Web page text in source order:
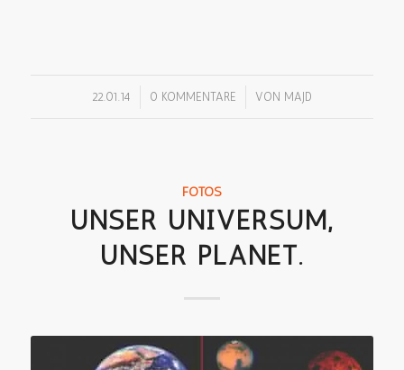
22.01.14 0 KOMMENTARE
/ VON MAJD
FOTOS
UNSER UNIVERSUM,
UNSER PLANET.